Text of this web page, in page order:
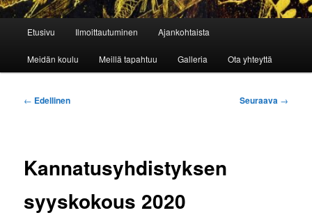
Etusivu Ilmoittautuminen Ajankohtaista
Meidän koulu Meillä tapahtuu Galleria Ota yhteyttä
Artikkelien
← Edellinen Seuraava →
Kannatusyhdistyksen
syyskokous 2020